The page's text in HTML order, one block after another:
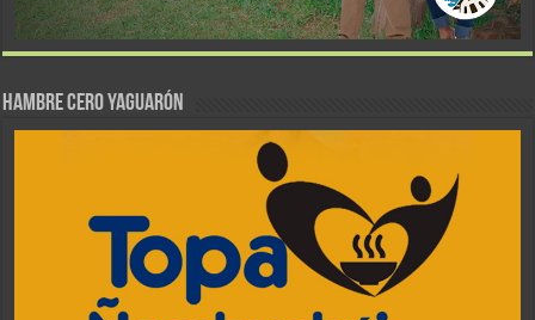
Hambre Cero Yaguarón